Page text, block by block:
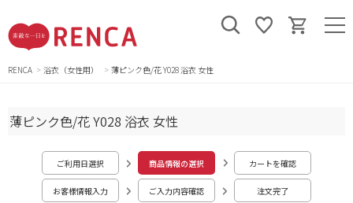
RENCA 浴衣（女性用） 薄ピンク色/花 Y028 浴衣 女性
薄ピンク色/花 Y028 浴衣 女性
ご利用日選択 商品情報の選択 カートを確認
お客様情報入力 ご入力内容確認 注文完了